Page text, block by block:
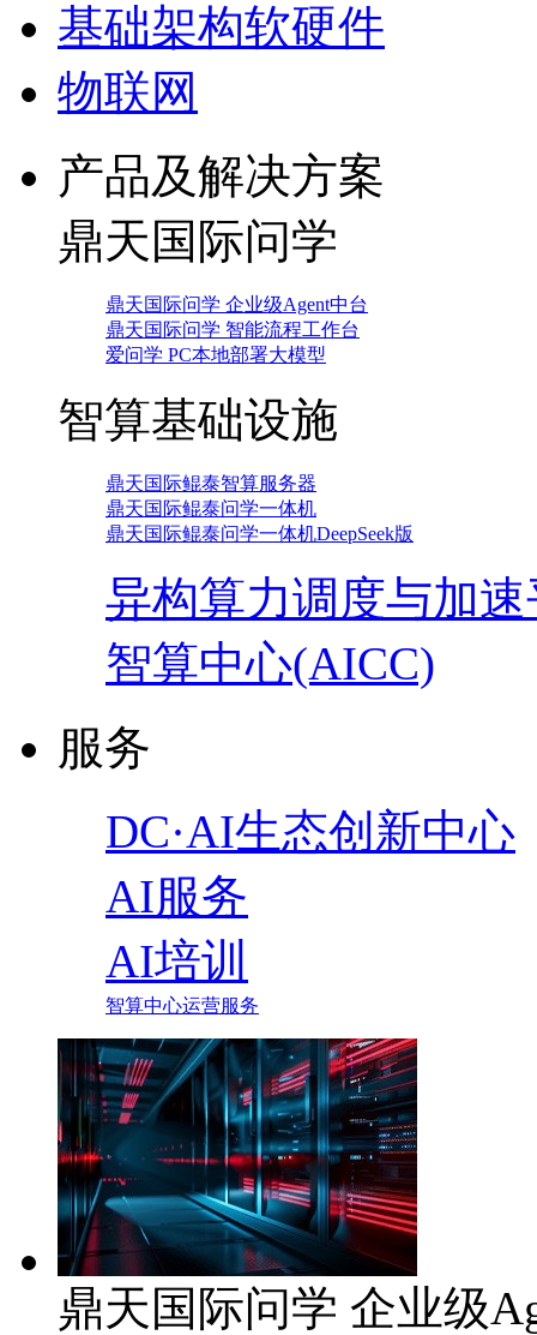
基础架构软硬件
物联网
产品及解决方案
鼎天国际问学
鼎天国际问学 企业级Agent中台
鼎天国际问学 智能流程工作台
爱问学 PC本地部署大模型
智算基础设施
鼎天国际鲲泰智算服务器
鼎天国际鲲泰问学一体机
鼎天国际鲲泰问学一体机DeepSeek版
异构算力调度与加
智算中心(AICC)
服务
DC·AI生态创新中心
AI服务
AI培训
智算中心运营服务
鼎天国际问学 企业级